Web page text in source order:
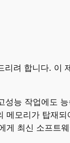
려 합니다. 이
능 작업에도
모리가 탑재
게 최신 소프트